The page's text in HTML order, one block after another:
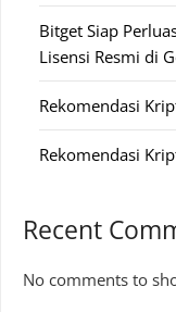
Bitget Siap
Lisensi Resmi di
Rekomendasi
Rekomendasi
Recent
No comments to